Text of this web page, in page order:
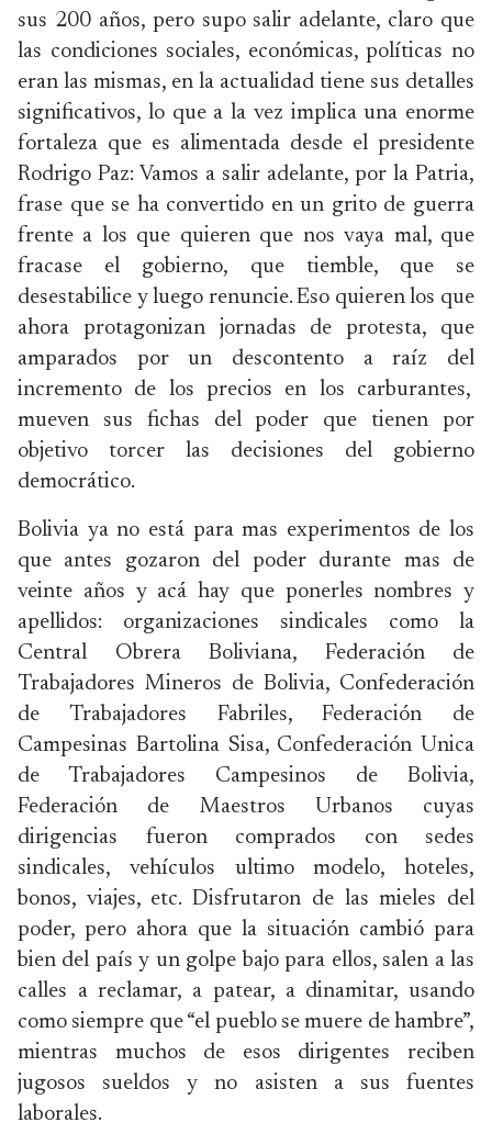
sus 200 años, pero supo salir adelante, claro que
las condiciones sociales, económicas, políticas no
eran las mismas, en la actualidad tiene sus detalles
significativos, lo que a la vez implica una enorme
fortaleza que es alimentada desde el presidente
Rodrigo Paz: Vamos a salir adelante, por la Patria,
frase que se ha convertido en un grito de guerra
frente a los que quieren que nos vaya mal, que
fracase el gobierno, que tiemble, que se
desestabilice y luego renuncie. Eso quieren los que
ahora protagonizan jornadas de protesta, que
amparados por un descontento a raíz del
incremento de los precios en los carburantes,
mueven sus fichas del poder que tienen por
objetivo torcer las decisiones del gobierno
democrático.
Bolivia ya no está para mas experimentos de los
que antes gozaron del poder durante mas de
veinte años y acá hay que ponerles nombres y
apellidos: organizaciones sindicales como la
Central Obrera Boliviana, Federación de
Trabajadores Mineros de Bolivia, Confederación
de Trabajadores Fabriles, Federación de
Campesinas Bartolina Sisa, Confederación Unica
de Trabajadores Campesinos de Bolivia,
Federación de Maestros Urbanos cuyas
dirigencias fueron comprados con sedes
sindicales, vehículos ultimo modelo, hoteles,
bonos, viajes, etc. Disfrutaron de las mieles del
poder, pero ahora que la situación cambió para
bien del país y un golpe bajo para ellos, salen a las
calles a reclamar, a patear, a dinamitar, usando
como siempre que “el pueblo se muere de hambre”,
mientras muchos de esos dirigentes reciben
jugosos sueldos y no asisten a sus fuentes
laborales.